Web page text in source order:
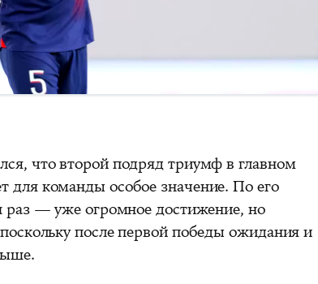
что второй подряд триумф в главном
для команды особое значение. По его
раз — уже огромное достижение, но
после первой победы ожидания и